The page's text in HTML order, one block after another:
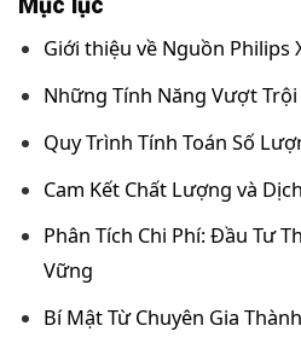
Giới thiệu về Nguồn Philips
Những Tính Năng Vượt
Quy Trình Tính Toán Số
Cam Kết Chất Lượng và
Phân Tích Chi Phí: Đầu Tư
Vững
Bí Mật Từ Chuyên Gia